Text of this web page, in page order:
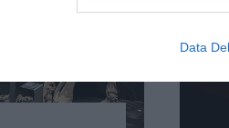
Data